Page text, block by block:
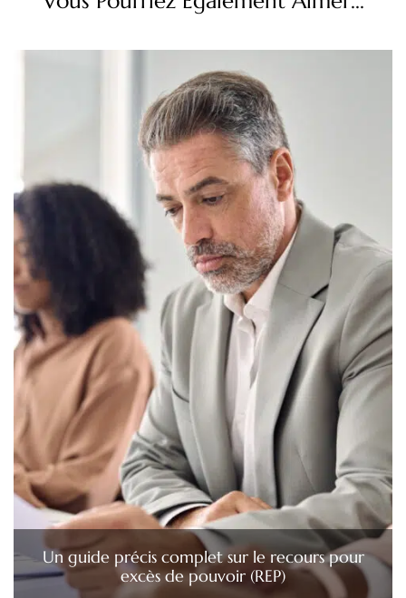
Un guide précis complet sur le recours pour
excès de pouvoir (REP)